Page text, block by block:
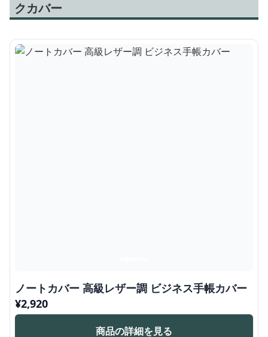
クカバー
ノートカバー 高級レザー調 ビジネス手帳カバー
¥2,920
商品の詳細を見る